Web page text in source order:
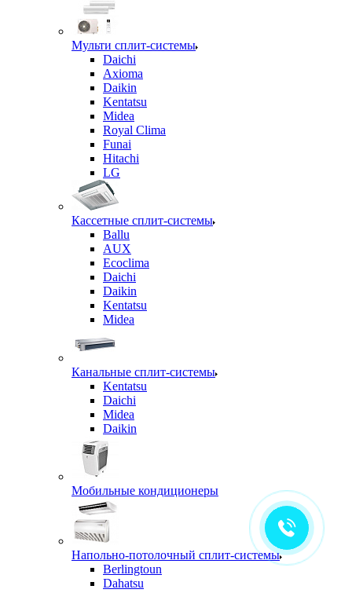
Мульти сплит-системы
Daichi
Axioma
Daikin
Kentatsu
Midea
Royal Clima
Funai
Hitachi
LG
Кассетные сплит-системы
Ballu
AUX
Ecoclima
Daichi
Daikin
Kentatsu
Midea
Канальные сплит-системы
Kentatsu
Daichi
Midea
Daikin
Мобильные кондиционеры
Напольно-потолочный сплит-системы
Berlingtoun
Dahatsu